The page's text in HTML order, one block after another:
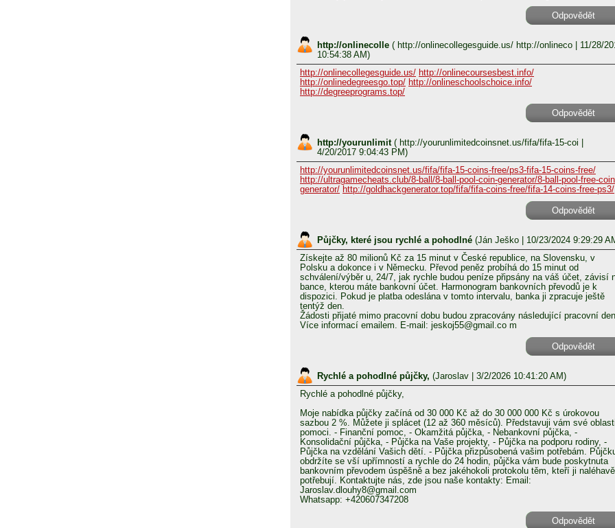
Odpovědět
http://onlinecolle ( http://onlinecollegesguide.us/ http://onlineco | 11/28/
10:54:38 AM)
http://onlinecollegesguide.us/ http://onlinecoursesbest.info/
http://onlinedegreesgo.top/ http://onlineschoolschoice.info/
http://degreeprograms.top/
Odpovědět
http://yourunlimit ( http://yourunlimitedcoinsnet.us/fifa/fifa-15-coi
4/20/2017 9:04:43 PM)
http://yourunlimitedcoinsnet.us/fifa/fifa-15-coins-free/ps3-fifa-15-coins-free/
http://ultragamecheats.club/8-ball/8-ball-pool-coin-generator/8-ball-pool-free-
generator/ http://goldhackgenerator.top/fifa/fifa-coins-free/fifa-14-coins-free-ps3/
Odpovědět
Půjčky, které jsou rychlé a pohodlné (Ján Ješko
| 10/23/2024 9:29:29
Získejte až 80 milionů Kč za 15 minut v České republice, na Slovensku, v
Polsku a dokonce i v Německu. Převod peněz probíhá do 15 minut od
schválení/výběr u, 24/7, jak rychle budou peníze připsány na váš účet, závisí
bance, kterou máte bankovní účet. Harmonogram bankovních převodů je k
dispozici. Pokud je platba odeslána v tomto intervalu, banka ji zpracuje ještě
tentýž den.
Žádosti přijaté mimo pracovní dobu budou zpracovány následující pracovní
Více informací emailem. E-mail: jeskoj55@gmail.co m
Odpovědět
Rychlé a pohodlné půjčky, (Jaroslav | 3/2/2026 10:41:20 AM)
Rychlé a pohodlné půjčky,
Moje nabídka půjčky začíná od 30 000 Kč až do 30 000 000 Kč s úrokovou
sazbou 2 %. Můžete ji splácet (12 až 360 měsíců). Představuji vám své
pomoci. - Finanční pomoc, - Okamžitá půjčka, - Nebankovní půjčka, -
Konsolidační půjčka, - Půjčka na Vaše projekty, - Půjčka na podporu rodiny, -
Půjčka na vzdělání Vašich dětí. - Půjčka přizpůsobená vašim potřebám.
obdržíte se vší upřímností a rychle do 24 hodin, půjčka vám bude poskytnuta
bankovním převodem úspěšně a bez jakéhokoli protokolu těm, kteří ji naléhavě
potřebují. Kontaktujte nás, zde jsou naše kontakty: Email:
Jaroslav.dlouhy8@gmail.com
Whatsapp: +420607347208
Odpovědět